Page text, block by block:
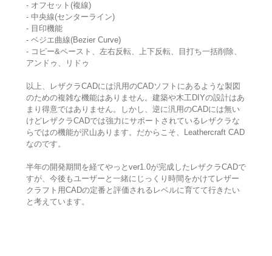
- オフセット(複線)
- 中央線(センターライン)
- 目印機能
- ベジエ曲線(Bezier Curve)
- コピー&ペースト、左右反転、上下反転、目打ち一括削除、
アンドゥ、リドゥ
以上、レザクラCADには汎用のCADソフトにあるような製図
のための複雑な機能はありません。建築や木工DIYの設計はあ
まり得意ではありません。しかし、逆に汎用のCADには無い
けどレザクラCADでは強力にサポートされているレザクラな
らではの機能が沢山あります。だからこそ、Leathercraft CAD
なのです。
半年の開発期間を経てやっとver1.0が完成したレザクラCADで
すが、今後もユーザーと一緒にじっくり時間をかけてレザー
クラフト用CADの定番と評価されるレベルに育てて行きたい
と考えています。